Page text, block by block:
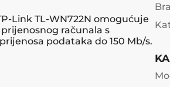
Link TL-WN722N omogućuje
računala s
podataka do 150 Mb/s.